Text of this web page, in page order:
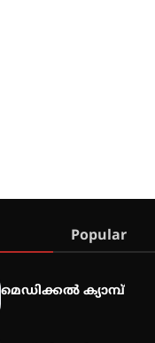
Popular
മെഡിക്കൽ ക്യാമ്പ്